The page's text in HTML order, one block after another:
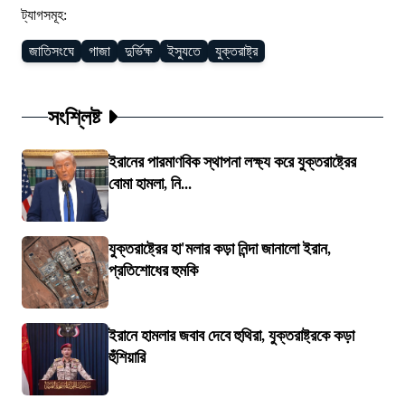
ট্যাগসমূহ:
জাতিসংঘে গাজা দুর্ভিক্ষ ইস্যুতে যুক্তরাষ্ট্র
সংশ্লিষ্ট
ইরানের পারমাণবিক স্থাপনা লক্ষ্য করে যুক্তরাষ্ট্রের
বোমা হামলা, নি...
যুক্তরাষ্ট্রের হা'মলার কড়া নিন্দা জানালো ইরান,
প্রতিশোধের হুমকি
ইরানে হামলার জবাব দেবে হুথিরা, যুক্তরাষ্ট্রকে কড়া
হুঁশিয়ারি